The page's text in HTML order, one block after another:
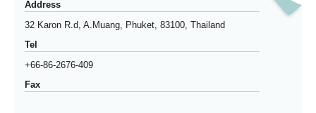
Address
32 Karon R.d, A.Muang, Phuket, 83100, Thailand
Tel
+66-86-2676-409
Fax